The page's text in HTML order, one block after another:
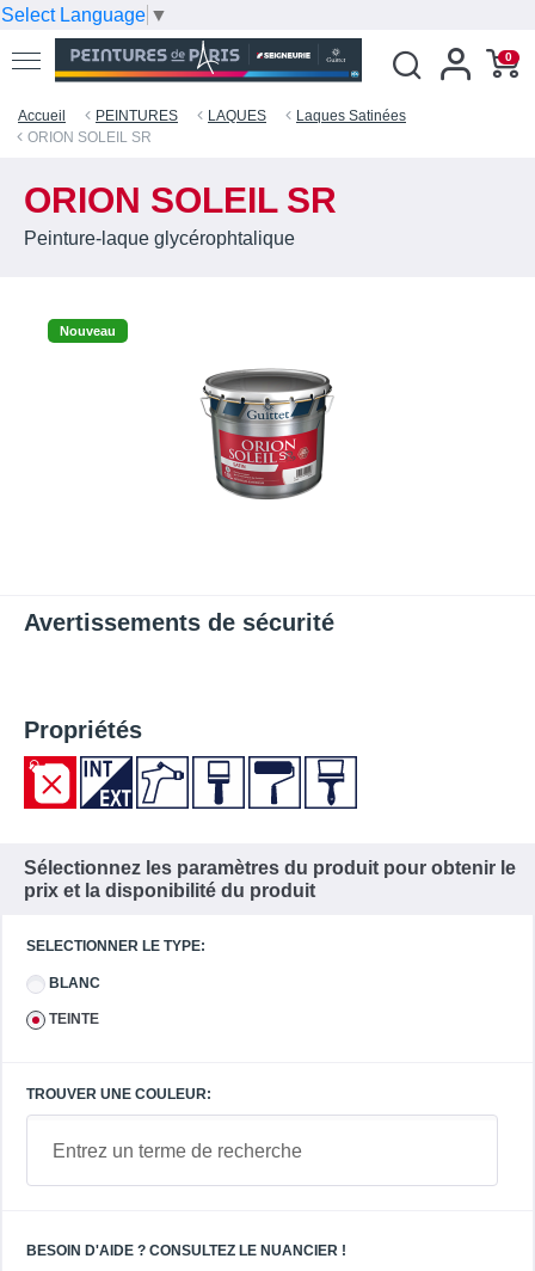
Select Language ▼
0
Accueil PEINTURES LAQUES
Laques Satinées
ORION SOLEIL SR
ORION SOLEIL SR
Peinture-laque glycérophtalique
Nouveau
Avertissements de sécurité
Propriétés
Sélectionnez les paramètres du produit pour obtenir le
prix et la disponibilité du produit
SELECTIONNER LE TYPE:
BLANC
TEINTE
TROUVER UNE COULEUR:
BESOIN D'AIDE ? CONSULTEZ LE NUANCIER !